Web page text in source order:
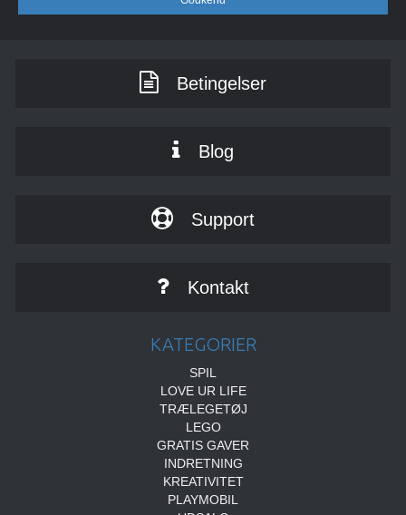
Betingelser
Blog
Support
Kontakt
KATEGORIER
SPIL
LOVE UR LIFE
TRÆLEGETØJ
LEGO
GRATIS GAVER
INDRETNING
KREATIVITET
PLAYMOBIL